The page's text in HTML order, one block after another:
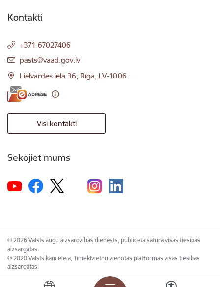
Kontakti
+371 67027406
E-pasts:
pasts@vaad.gov.lv
Lielvārdes iela 36, Rīga, LV-1006
Visi kontakti
Sekojiet mums
© 2026 Valsts augu aizsardzības dienests, publicētā satura visas tiesības
aizsargātas.
© 2020 Valsts kanceleja, Tīmekļvietņu vienotās platformas visas tiesības
aizsargātas.